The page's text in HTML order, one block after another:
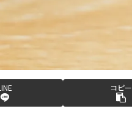
コピー